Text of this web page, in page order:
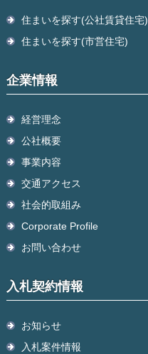
住まいを探す(公社賃貸住宅)
住まいを探す(市営住宅)
企業情報
経営理念
公社概要
事業内容
交通アクセス
社会的取組み
Corporate Profile
お問い合わせ
入札契約情報
お知らせ
入札案件情報